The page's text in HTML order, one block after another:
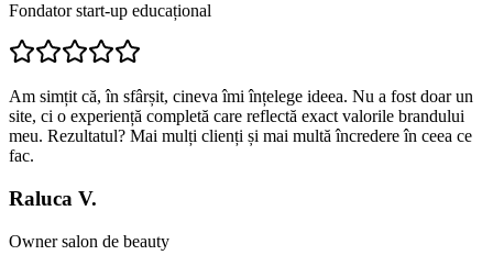
Fondator start-up educațional
Am simțit că, în sfârșit, cineva îmi înțelege ideea. Nu a fost doar un
site, ci o experiență completă care reflectă exact valorile brandului
meu. Rezultatul? Mai mulți clienți și mai multă încredere în ceea ce
fac.
Raluca V.
Owner salon de beauty